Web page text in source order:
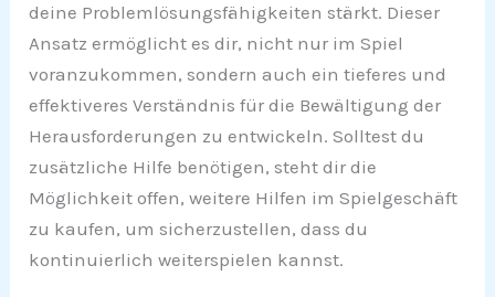
deine Problemlösungsfähigkeiten stärkt. Dieser
Ansatz ermöglicht es dir, nicht nur im Spiel
voranzukommen, sondern auch ein tieferes und
effektiveres Verständnis für die Bewältigung der
Herausforderungen zu entwickeln. Solltest du
zusätzliche Hilfe benötigen, steht dir die
Möglichkeit offen, weitere Hilfen im Spielgeschäft
zu kaufen, um sicherzustellen, dass du
kontinuierlich weiterspielen kannst.